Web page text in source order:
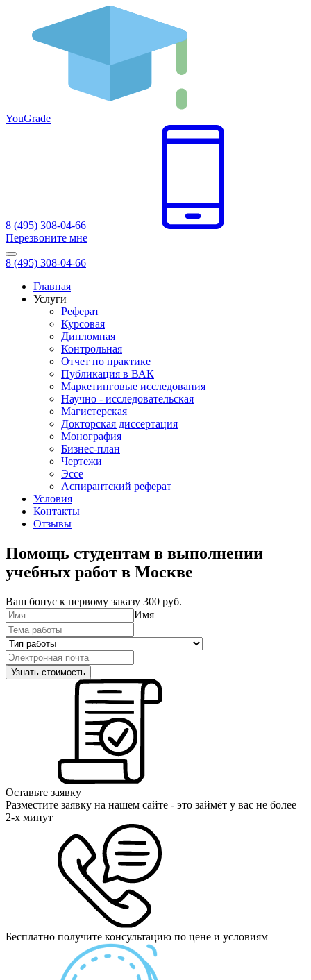
YouGrade
8 (495) 308-04-66
Перезвоните мне
8 (495) 308-04-66
Главная
Услуги
Реферат
Курсовая
Дипломная
Контрольная
Отчет по практике
Публикация в ВАК
Маркетинговые исследования
Научно - исследовательская
Магистерская
Докторская диссертация
Монография
Бизнес-план
Чертежи
Эссе
Аспирантский реферат
Условия
Контакты
Отзывы
Помощь студентам в выполнении
учебных работ в Москве
Ваш бонус к первому заказу 300 руб.
Имя
Оставьте заявку
Разместите заявку на нашем сайте - это займёт у вас не более
2-х минут
Бесплатно получите консультацию по цене и условиям